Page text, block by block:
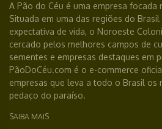
A Pão do Céu é uma empresa focada
Situada em uma das regiões do
expectativa de vida, o Noroeste
cercado pelos melhores campos de
sementes e empresas destaques em
PãoDoCéu.com é o e-commerce
empresas que leva a todo o Brasil os
pedaço do paraíso.
SAIBA MAIS